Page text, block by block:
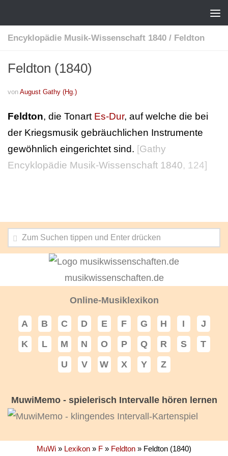
Encyklopädie Musik-Wissenschaft 1840 / Feldton
Feldton (1840)
von August Gathy (Hg.)
Feldton, die Tonart Es-Dur, auf welche die bei
der Kriegsmusik gebräuchlichen Instrumente
gewöhnlich eingerichtet sind. [Gathy
Encyklopädie Musik-Wissenschaft 1840, 124]
musikwissenschaften.de
Online-Musiklexikon
A B C D E F G H I
J
K
L M N O P Q R S
T
U
V W X Y Z
MuwiMemo - spielerisch Intervalle hören lernen
MuWi » Lexikon » F » Feldton » Feldton (1840)